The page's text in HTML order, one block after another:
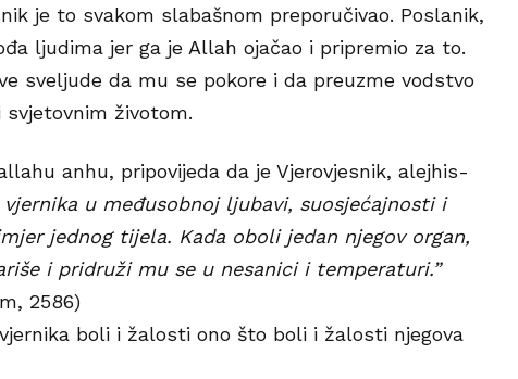
je to svakom slabašnom preporučivao. Poslanik,
ljudima jer ga je Allah ojačao i pripremio za to.
sveljude da mu se pokore i da preuzme vodstvo
životom.
anhu, pripovijeda da je Vjerovjesnik, alejhis-
vjernika u međusobnoj ljubavi, suosjećajnosti i
jednog tijela. Kada oboli jedan njegov organ,
i pridruži mu se u nesanici i temperaturi.”
2586)
boli i žalosti ono što boli i žalosti njegova